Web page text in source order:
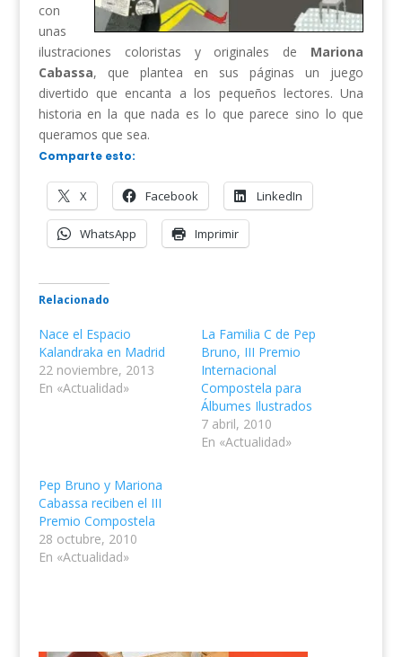
con
unas
ilustraciones coloristas y originales de Mariona
Cabassa, que plantea en sus páginas un juego
divertido que encanta a los pequeños lectores. Una
historia en la que nada es lo que parece sino lo que
queramos que sea.
Comparte esto:
X Facebook LinkedIn
WhatsApp Imprimir
Relacionado
Nace el Espacio
Kalandraka en Madrid
22 noviembre, 2013
En «Actualidad»
La Familia C de Pep
Bruno, III Premio
Internacional
Compostela para
Álbumes Ilustrados
7 abril, 2010
En «Actualidad»
Pep Bruno y Mariona
Cabassa reciben el III
Premio Compostela
28 octubre, 2010
En «Actualidad»